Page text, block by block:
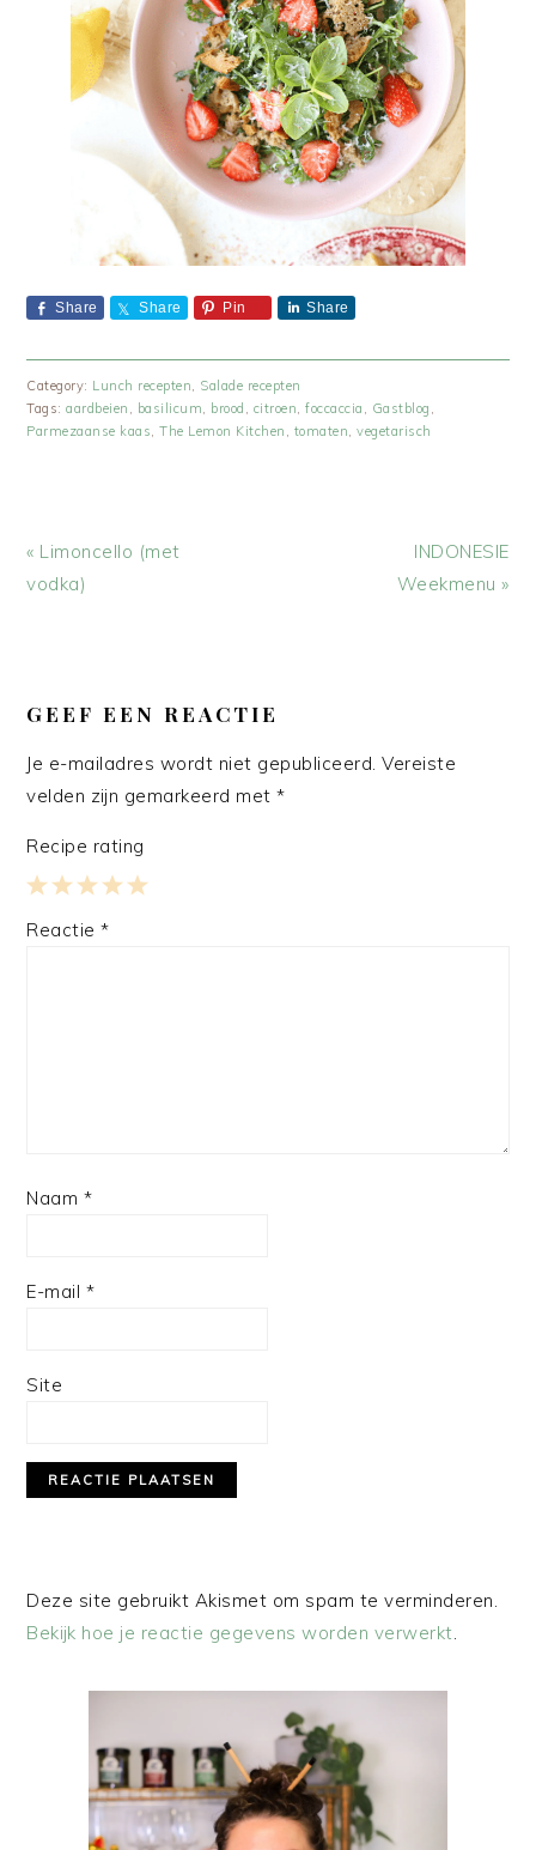
Share Share Pin Share
Category: Lunch recepten
Salade recepten
Tags:aardbeien basilicum brood citroen ,foccaccia Gastblog
Parmezaanse kaas ,The Lemon Kitchen tomaten ,vegetarisch
Vorig
bericht:
« Limoncello (met
vodka)
Volgend
bericht:
INDONESIE
Weekmenu »
INTERACTIES
GEEF EEN REACTIE
Je e-mailadres wordt niet gepubliceerd. Vereiste
velden zijn gemarkeerd met*
Recipe rating
4
3
2
1
Reactie*
Naam *
E-mail *
Site
Deze site gebruikt Akismet om spam te verminderen.
Bekijk hoe je reactie gegevens worden verwerkt